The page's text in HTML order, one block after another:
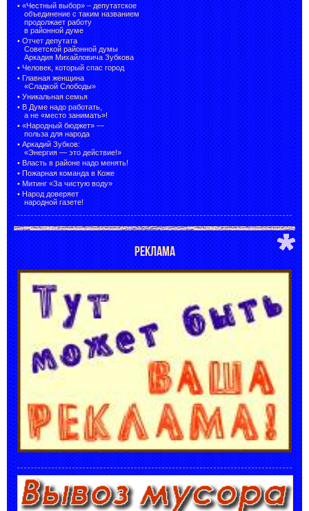
• «Честный выбор» – депутатское
объединение с таким названием
продолжает работу
в районной думе
• Отчет депутата
Советской районной думы
Аркадия Михайловича Зубкова
• Человек, который спас город
• Главная женщина
«Сладкой Слободы»
• Уникальная семья
• В Думе надо работать,
а не «место занимать»!
• «Народный бюджет» —
польза для народа
• Аркадий Зубков:
«Энергия — это действие!»
• Власть в районе надо менять!
• Пожарная команда в Коже
• Митинг «За чистую воду»
• Народ доверяет
народной газете!
РЕКЛАМА